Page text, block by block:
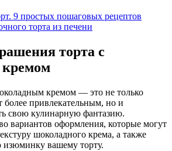
9 простых пошаговых рецептов
торта из печени
торта с
кремом — это не только
более привлекательным, но и
свою кулинарную фантазию.
вариантов оформления, которые могут
шоколадного крема, а также
изюминку вашему торту.